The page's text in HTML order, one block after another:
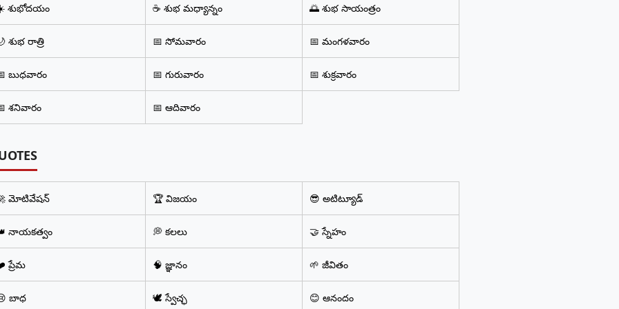
శుభోదయం ☕ శుభ మధ్యాన్నం 🌅 శుభ సాయంత్రం
శుభ రాత్రి 📅 సోమవారం 📅 మంగళవారం
బుధవారం 📅 గురువారం 📅 శుక్రవారం
శనివారం 📅 ఆదివారం
మోటివేషన్ 🏆 విజయం 😎 అటిట్యూడ్
నాయకత్వం 💭 కలలు 🤝 స్నేహం
ప్రేమ 🧠 జ్ఞానం 🌱 జీవితం
బాధ 🕊️ స్వేచ్ఛ 😊 ఆనందం